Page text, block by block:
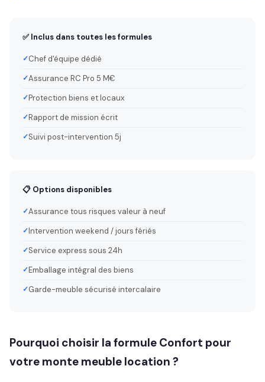
✅ Inclus dans toutes les formules
Chef d'équipe dédié
Assurance RC Pro 5 M€
Protection biens et locaux
Rapport de mission écrit
Suivi post-intervention 5j
📋 Options disponibles
Assurance tous risques valeur à neuf
Intervention weekend / jours fériés
Service express sous 24h
Emballage intégral des biens
Garde-meuble sécurisé intercalaire
Pourquoi choisir la formule Confort pour
votre monte meuble location ?